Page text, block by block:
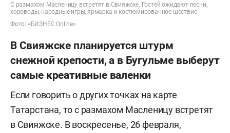
С размахом Масленицу встретят в Свияжске. Гостей ожидают песни,
хороводы, народные игры, ярмарка и костюмированное шествие
Фото: «БИЗНЕС Online»
В Свияжске планируется штурм
снежной крепости, а в Бугульме выберут
самые креативные валенки
Если говорить о других точках на карте
Татарстана, то с размахом Масленицу встретят
в Свияжске. В воскресенье, 26 февраля,